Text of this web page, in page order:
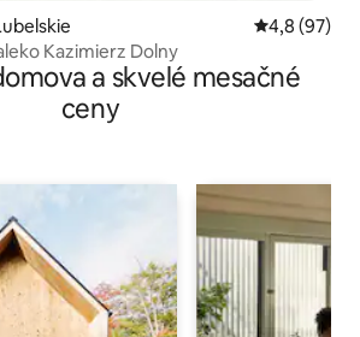
Priemerné
4,8 (97)
Kazimierz Dolny
a skvelé mesačné
ceny